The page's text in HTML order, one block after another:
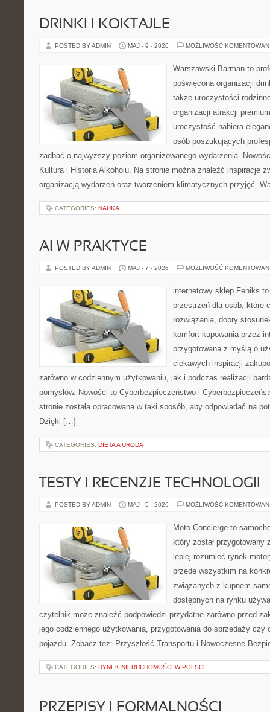
DRINKI I KOKTAJLE
POSTED BY ADMIN MAJ - 9 - 2026 MOŻLIWOŚĆ
Warszawski Barman to
poświęcona organizacji
także uroczystości
organizacji atrakcji
uroczystość nabiera
osób poszukujących
zadbać o najwyższy poziom organizowanego wydarzenia.
Kultura i Historia Alkoholu. Na stronie można znaleźć inspiracje
organizacją wydarzeń oraz tworzeniem klimatycznych przyjęć.
CATEGORIES: NAUKA
AI W PRAKTYCE
POSTED BY ADMIN MAJ - 7 - 2026 MOŻLIWOŚĆ
internetowy sklep Feniks
przestrzeń dla osób, które
rozwiązania, dobry
komfort kupowania przez
przygotowana z myślą o
ciekawych inspiracji
zarówno w codziennym użytkowaniu, jak i podczas realizacji
pomysłów. Nowości to Cyberbezpieczeństwo i
stronie została opracowana w taki sposób, aby odpowiadać na
Dzięki […]
CATEGORIES: DIETA A URODA
TESTY I RECENZJE TECHNOLOGII
POSTED BY ADMIN MAJ - 5 - 2026 MOŻLIWOŚĆ
Moto Concierge to
który został
lepiej rozumieć rynek
przede wszystkim na
związanych z kupnem
dostępnych na rynku
czytelnik może znaleźć podpowiedzi przydatne zarówno przed
jego codziennego użytkowania, przygotowania do sprzedaży czy
pojazdu. Zobacz też: Przyszłość Transportu i Nowoczesne
CATEGORIES: RYNEK NIERUCHOMOŚCI W POLSCE
PRZEPISY I FORMALNOŚCI